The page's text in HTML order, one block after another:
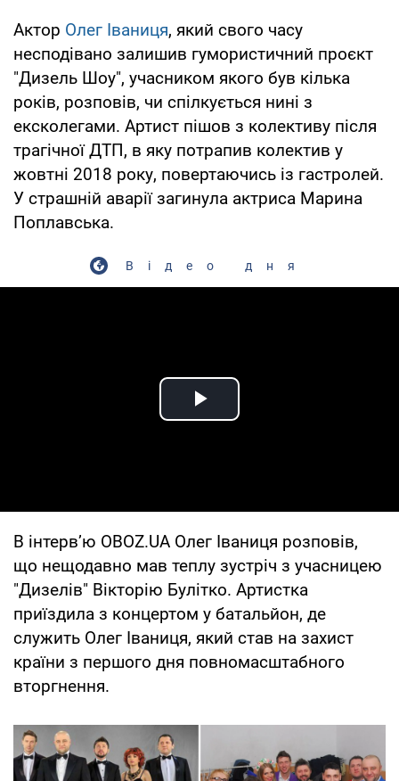
Актор Олег Іваниця, який свого часу
несподівано залишив гумористичний проєкт
"Дизель Шоу", учасником якого був кілька
років, розповів, чи спілкується нині з
ексколегами. Артист пішов з колективу після
трагічної ДТП, в яку потрапив колектив у
жовтні 2018 року, повертаючись із гастролей.
У страшній аварії загинула актриса Марина
Поплавська.
Відео дня
Play Video
В інтерв’ю OBOZ.UA Олег Іваниця розповів,
що нещодавно мав теплу зустріч з учасницею
"Дизелів" Вікторію Булітко. Артистка
приїздила з концертом у батальйон, де
служить Олег Іваниця, який став на захист
країни з першого дня повномасштабного
вторгнення.